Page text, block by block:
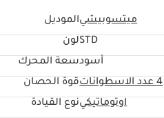
ميتسوبيشيالموديل
STDلون
أسودسعة المحرك
4عدد الاسطواناتقوة الحصان
اوتوماتيكينوع القيادة